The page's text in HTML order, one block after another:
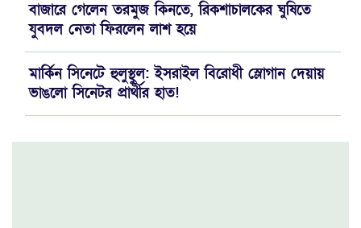
বাজারে গেলেন তরমুজ কিনতে, রিকশাচালকের ঘুষিতে
যুবদল নেতা ফিরলেন লাশ হয়ে
মার্কিন সিনেটে হুলুস্থুল: ইসরাইল বিরোধী স্লোগান দেয়ায়
ভাঙলো সিনেটর প্রার্থীর হাত!
ভারত মহাসাগরের বদলা পারস্য উপসাগরে নিল ইরান